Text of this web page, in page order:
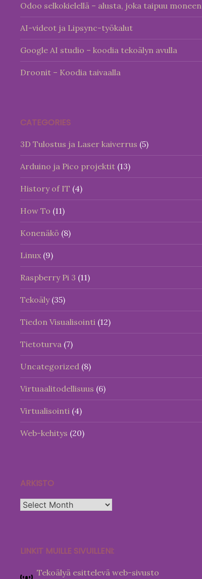
Odoo selkokielellä – alusta, joka taipuu moneen
AI-videot ja Lipsync-työkalut
Google AI studio – koodia tekoälyn avulla
Droonit – Koodia taivaalla
CATEGORIES
3D Tulostus ja Laser kaiverrus (5)
Arduino ja Pico projektit (13)
History of IT (4)
How To (11)
Konenäkö (8)
Linux (9)
Raspberry Pi 3 (11)
Tekoäly(35)
Tiedon Visualisointi (12)
Tietoturva (7)
Uncategorized (8)
Virtuaalitodellisuus (6)
Virtualisointi (4)
Web-kehitys (20)
ARKISTO
Arkisto
LINKIT MUILLE SIVUILLENI:
Tekoälyä esittelevä web-sivusto